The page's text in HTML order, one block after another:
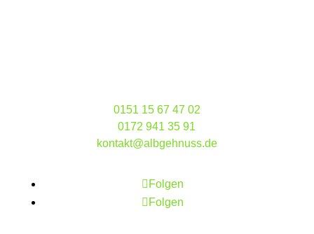
0151 15 67 47 02
0172 941 35 91
kontakt@albgehnuss.de
Folgen
Folgen